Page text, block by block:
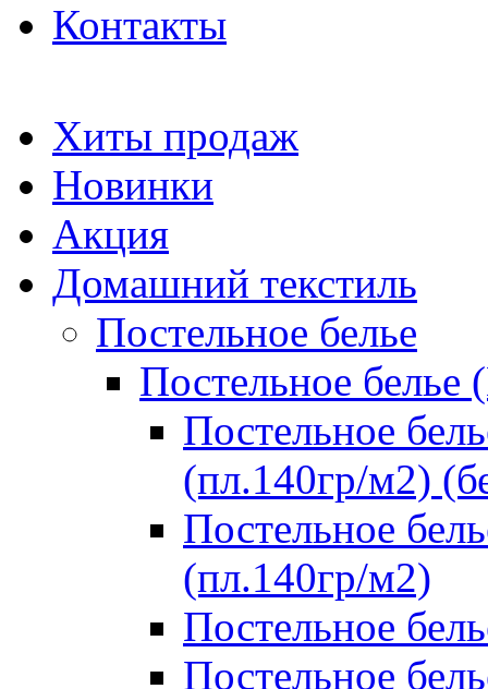
Контакты
Хиты продаж
Новинки
Акция
Домашний текстиль
Постельное белье
Постельное белье
Постельное
(пл.140гр/м2)
Постельное
(пл.140гр/м2)
Постельное
Постельное